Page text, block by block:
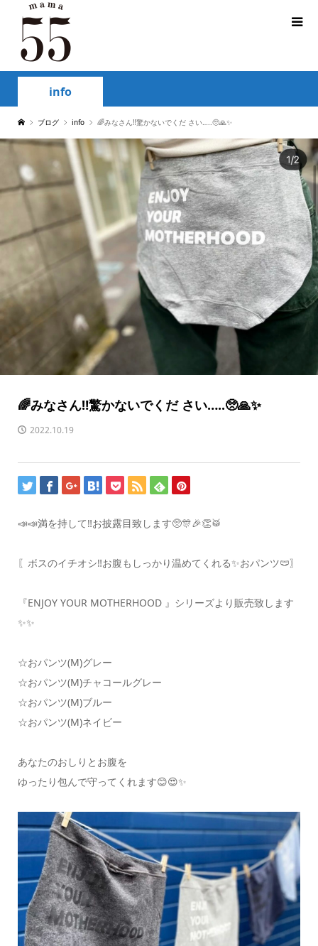
info
ブログ info 🌈みなさん‼️驚かないでくだ さい…..🥺🙏✨
🌈みなさん‼️驚かないでくだ さい…..🥺🙏✨
2022.10.19
📣📣満を持して‼️お披露目致します🥺🎊🎉👏🥁
〖ボスのイチオシ‼️お腹もしっかり温めてくれる✨おパンツ🩲〗
『ENJOY YOUR MOTHERHOOD 』シリーズより販売致します
✨✨
☆おパンツ(M)グレー
☆おパンツ(M)チャコールグレー
☆おパンツ(M)ブルー
☆おパンツ(M)ネイビー
あなたのおしりとお腹を
ゆったり包んで守ってくれます😊😍✨